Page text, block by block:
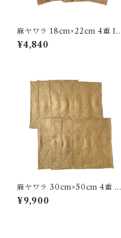
麻ヤワラ 18cm×22cm 4重 10
枚入り
¥4,840
麻ヤワラ 30cm×50cm 4重 10
枚入り
¥9,900